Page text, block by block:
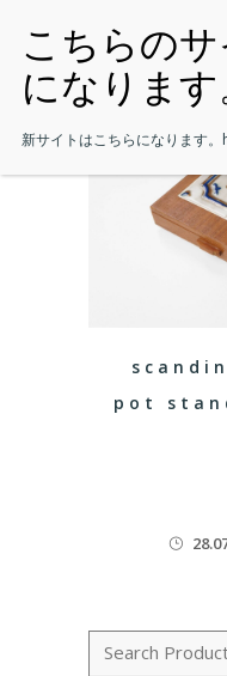
pot
新サイトはこちらになります。